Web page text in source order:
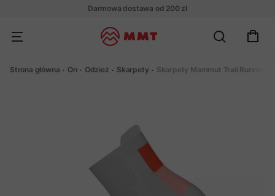
Darmowa dostawa od 200 zł
Strona główna On Odzież Skarpety Skarpety Mammut Trail Running